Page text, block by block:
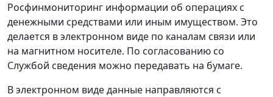
Росфинмониторинг информации об операциях с
денежными средствами или иным имуществом. Это
делается в электронном виде по каналам связи или
на магнитном носителе. По согласованию со
Службой сведения можно передавать на бумаге.
В электронном виде данные направляются с